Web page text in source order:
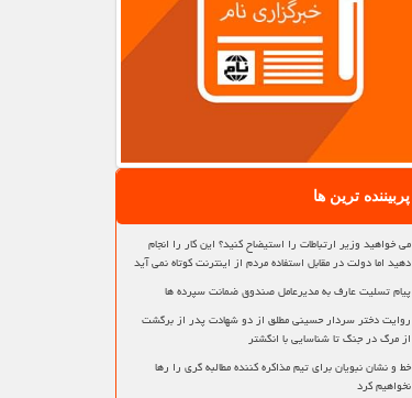
پربیننده ترین ها
می خواهید وزیر ارتباطات را استیضاح کنید؟ این کار را انجام
دهید اما دولت در مقابل استفاده مردم از اینترنت کوتاه نمی آید
پیام تسلیت عارف به مدیرعامل صندوق ضمانت سپرده ها
روایت دختر سردار حسینی مطلق از دو شهادت پدر از برگشت
از مرگ در جنگ تا شناسایی با انگشتر
خط و نشان نبویان برای تیم مذاکره کننده مطالبه گری را رها
نخواهیم کرد